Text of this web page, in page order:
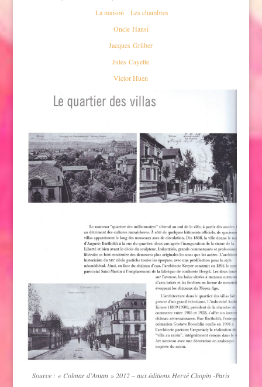
La maison
Les chambres
Oncle Hansi
Jacques Grüber
Jules Cayette
Victor Huen
Source : « Colmar d’Antan » 2012 – aux éditions Hervé Chopin -Paris